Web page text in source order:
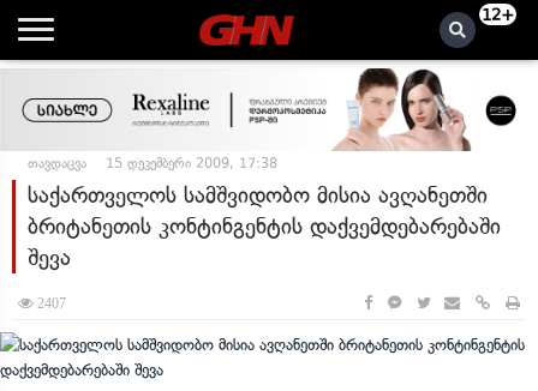
12+
თავდაცვა 15 დეკემბერი 2009, 17:38
საქართველოს სამშვიდობო მისია ავღანეთში
ბრიტანეთის კონტინგენტის დაქვემდებარებაში
შევა
2407